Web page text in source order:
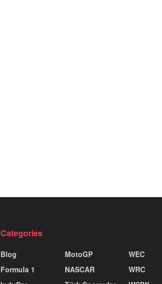
Categories
Blog
Formula 1
MotoGP
NASCAR
WEC
WRC